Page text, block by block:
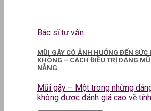
Bác sĩ tư vấn
MŨI GÃY CÓ ẢNH HƯỞNG ĐẾN SỨC
KHÔNG – CÁCH ĐIỀU TRỊ DÁNG
NẴNG
Mũi gãy – Một trong những
không được đánh giá cao về tính